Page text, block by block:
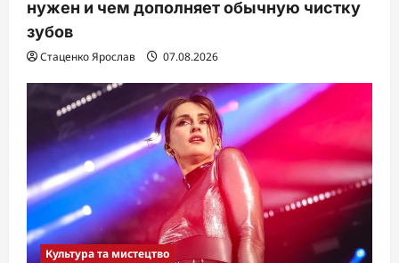
нужен и чем дополняет обычную чистку
зубов
Стаценко Ярослав 07.08.2026
Культура та мистецтво